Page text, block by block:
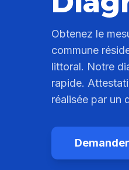
Obtenez le
commune
littoral. Notre
rapide.
réalisée par un